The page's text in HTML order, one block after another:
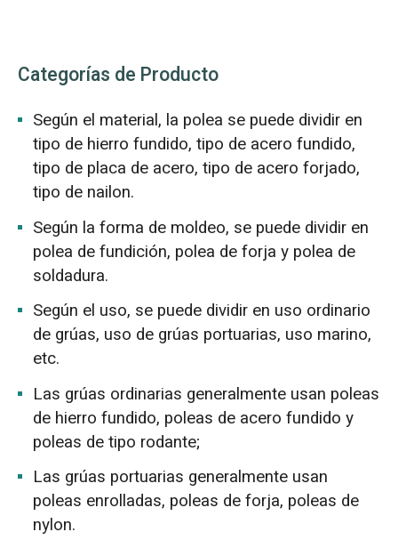
Categorías de Producto
Según el material, la polea se puede dividir en
tipo de hierro fundido, tipo de acero fundido,
tipo de placa de acero, tipo de acero forjado,
tipo de nailon.
Según la forma de moldeo, se puede dividir en
polea de fundición, polea de forja y polea de
soldadura.
Según el uso, se puede dividir en uso ordinario
de grúas, uso de grúas portuarias, uso marino,
etc.
Las grúas ordinarias generalmente usan poleas
de hierro fundido, poleas de acero fundido y
poleas de tipo rodante;
Las grúas portuarias generalmente usan
poleas enrolladas, poleas de forja, poleas de
nylon.